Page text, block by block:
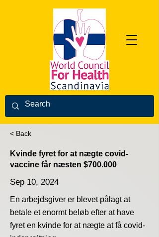
< Back
Kvinde fyret for at nægte covid-
vaccine får næsten $700.000
Sep 10, 2024
En arbejdsgiver er blevet pålagt at
betale et enormt beløb efter at have
fyret en kvinde for at nægte at få covid-